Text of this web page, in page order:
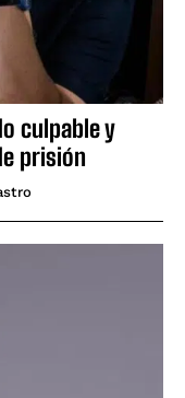
culpable y
prisión